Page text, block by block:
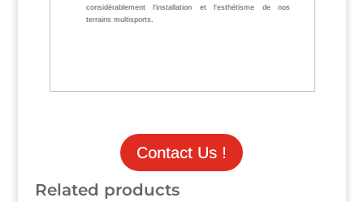
considérablement l'installation et l'esthétisme de nos
terrains multisports.
Contact Us !
Cliquez ici
Related products